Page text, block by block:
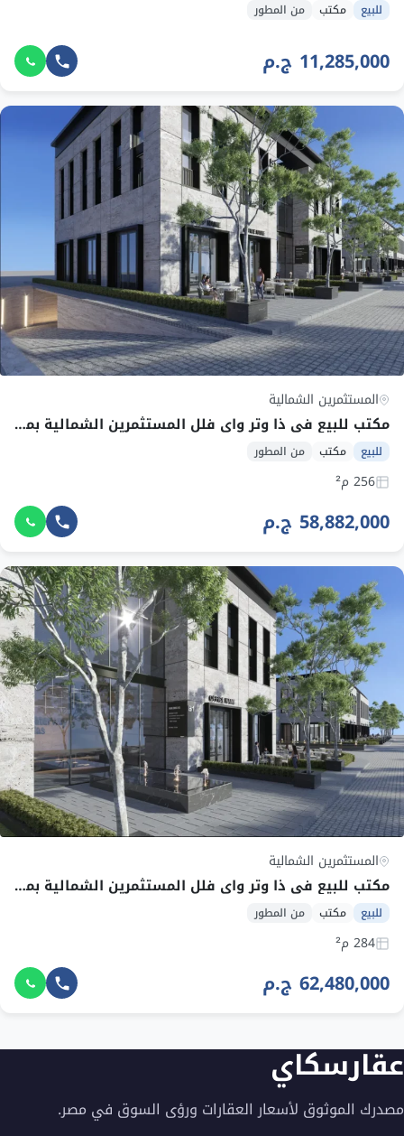
للبيع مكتب من المطور
11,285,000 ج.م
المستثمرين الشمالية
مكتب للبيع في ذا وتر واي فلل المستثمرين الشمالية بمساحة 256 م² وقسط 695,135 ج.م
للبيع مكتب من المطور
256 م²
58,882,000 ج.م
المستثمرين الشمالية
مكتب للبيع في ذا وتر واي فلل المستثمرين الشمالية بمساحة 284 م² وقسط 737,611 ج.م
للبيع مكتب من المطور
284 م²
62,480,000 ج.م
عقارسكاي
مصدرك الموثوق لأسعار العقارات ورؤى السوق في مصر.